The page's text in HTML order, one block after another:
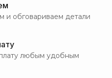
и обговариваем детали
любым удобным